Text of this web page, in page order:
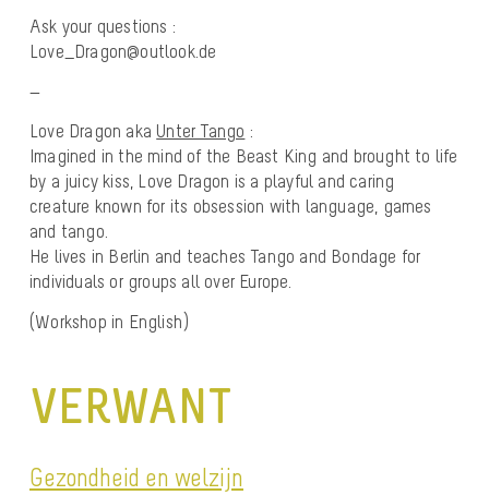
Ask your questions :
Love_Dragon@outlook.de
—
Love Dragon aka Unter Tango :
Imagined in the mind of the Beast King and brought to life
by a juicy kiss, Love Dragon is a playful and caring
creature known for its obsession with language, games
and tango.
He lives in Berlin and teaches Tango and Bondage for
individuals or groups all over Europe.
(Workshop in English)
VERWANT
Gezondheid en welzijn